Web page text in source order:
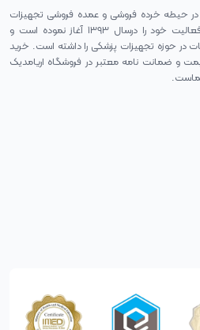
در حیطه خرده فروشی و عمده فروشی تجهیزات
پزشکی فعالیت دارد. این مجموعه فعالیت خود را درسال ۱۳۹۳ آغاز نموده است و
در حوزه تجهیزات پزشکی را داشته است. خرید
و ضمانت نامه معتبر در فروشگاه اریامدیک